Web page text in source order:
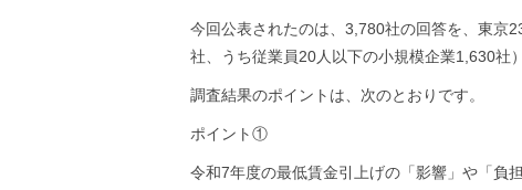
今回公表されたのは、3,780社の回答を、東京
社、うち従業員20人以下の小規模企業1,630社
調査結果のポイントは、次のとおりです。
ポイント①
令和7年度の最低賃金引上げの「影響」や「負